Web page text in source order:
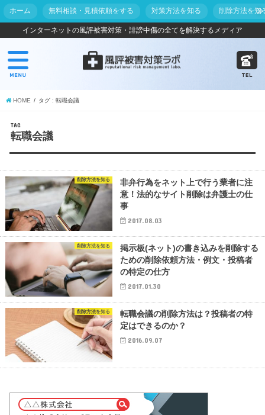
ホーム 無料相談・見積依頼をする 対策方法を知る 削除方法を知
インターネットの風評被害対策・誹謗中傷の全てを解決するメディア
HOME タグ : 転職会議
TAG
転職会議
削除方法を知る
非弁行為をネット上で行う業者に注
意！法的なサイト削除は弁護士の仕
事
2017.08.03
削除方法を知る
掲示板(ネット)の書き込みを削除する
ための削除依頼方法・例文・投稿者
の特定の仕方
2017.01.30
削除方法を知る
転職会議の削除方法は？投稿者の特
定はできるのか？
2016.09.07